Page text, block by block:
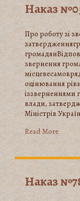
Наказ
Про роботу зі
звернення
оцінювання
іззверненнями
влади,
Міністрів
Read More
Наказ